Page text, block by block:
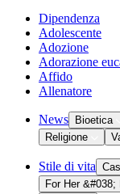
Dipendenza
Adolescente
Adozione
Adorazione
Affido
Allenatore
News Bioetica
Religione
Stile di vita
For Her &#038;